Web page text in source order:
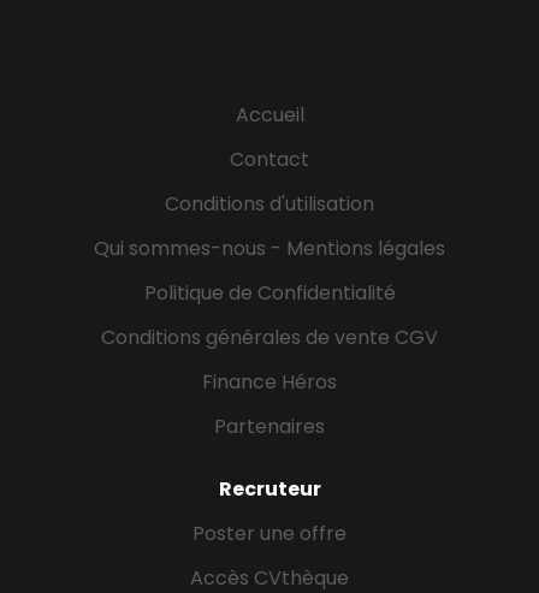
Accueil
Contact
Conditions d'utilisation
Qui sommes-nous - Mentions légales
Politique de Confidentialité
Conditions générales de vente CGV
Finance Héros
Partenaires
Recruteur
Poster une offre
Accès CVthèque